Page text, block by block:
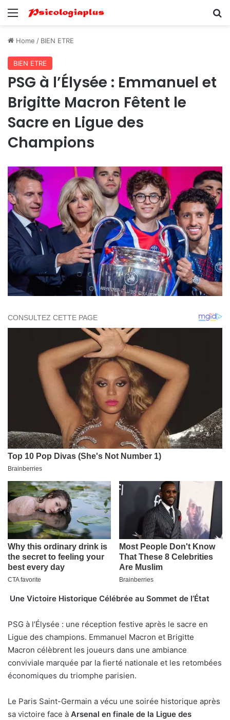
Menu
Home / BIEN ETRE
BIEN ETRE
PSG à l’Élysée : Emmanuel et
Brigitte Macron Fêtent le
Sacre en Ligue des
Champions
Une Victoire Historique Célébrée au Sommet de l’État
PSG à l’Élysée : une réception festive après le sacre en
Ligue des champions. Emmanuel Macron et Brigitte
Macron célèbrent les joueurs dans une ambiance
conviviale marquée par la fierté nationale et les retombées
économiques du triomphe parisien.
Le Paris Saint-Germain a vécu une soirée historique après
sa victoire face à Arsenal en finale de la Ligue des